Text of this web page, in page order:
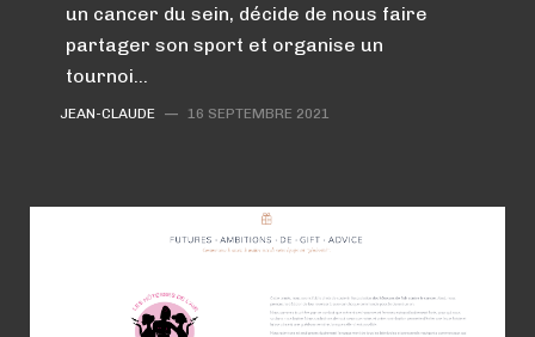
un cancer du sein, décide de nous faire
partager son sport et organise un
tournoi…
JEAN-CLAUDE — 16 SEPTEMBRE 2021